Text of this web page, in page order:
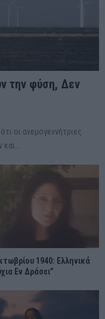
την φύση, Δεν
οι ανεμογεννήτριες
1940: Ελληνικά
Εν Δράσει”